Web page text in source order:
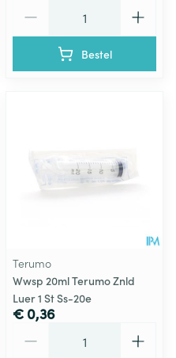
Bestel
Terumo
Wwsp 20ml Terumo Znld
Luer 1 St Ss-20e
€ 0,36